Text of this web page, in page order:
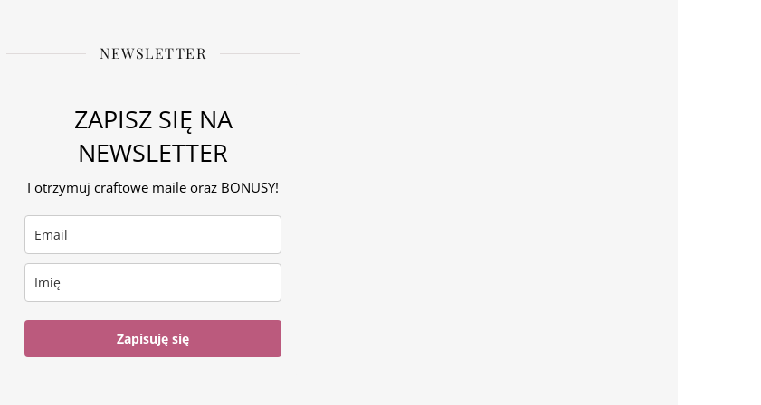
NEWSLETTER
ZAPISZ SIĘ NA
NEWSLETTER
I otrzymuj craftowe maile oraz BONUSY!
Zapisuję się